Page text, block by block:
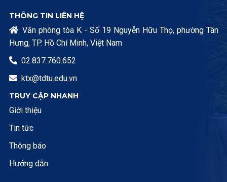
THÔNG TIN LIÊN HỆ
 Văn phòng tòa K - Số 19 Nguyễn Hữu Thọ, phường Tân
Hưng, TP. Hồ Chí Minh, Việt Nam
 02.837.760.652
 ktx@tdtu.edu.vn
TRUY CẬP NHANH
Giới thiệu
Tin tức
Thông báo
Hướng dẫn